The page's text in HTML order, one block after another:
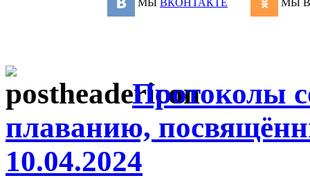
Протоколы
плаванию,
10.04.2024